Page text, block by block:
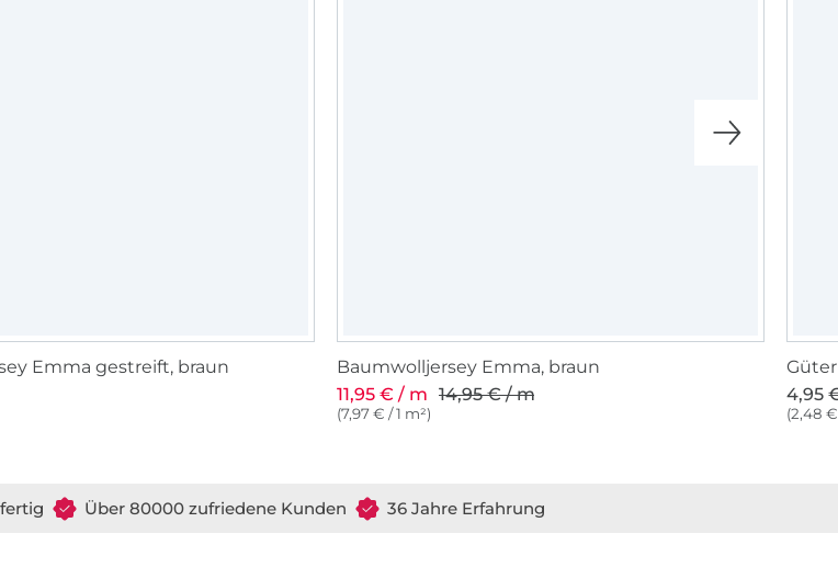
Emma gestreift, braun
Baumwolljersey Emma, braun
11,95 € / m 14,95 € / m
(7,97 € / 1 m²)
4,95
(2,48
Über 80000 zufriedene Kunden 36 Jahre Erfahrung